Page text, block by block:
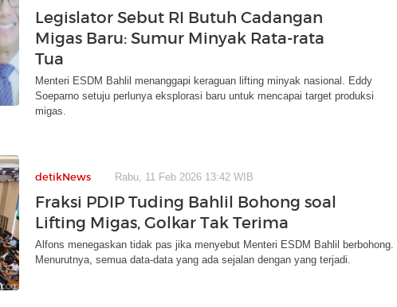
Legislator Sebut RI Butuh Cadangan
Migas Baru: Sumur Minyak Rata-rata
Tua
Menteri ESDM Bahlil menanggapi keraguan lifting minyak nasional. Eddy
Soeparno setuju perlunya eksplorasi baru untuk mencapai target produksi
migas.
detikNews Rabu, 11 Feb 2026 13:42 WIB
Fraksi PDIP Tuding Bahlil Bohong soal
Lifting Migas, Golkar Tak Terima
Alfons menegaskan tidak pas jika menyebut Menteri ESDM Bahlil berbohong.
Menurutnya, semua data-data yang ada sejalan dengan yang terjadi.